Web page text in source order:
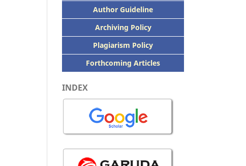
Author Guideline
Archiving Policy
Plagiarism Policy
Forthcoming Articles
INDEX